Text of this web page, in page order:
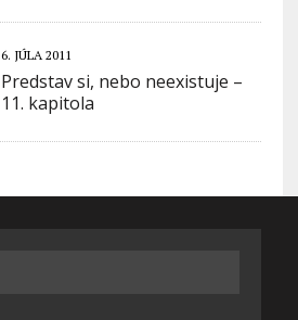
6. JÚLA 2011
Predstav si, nebo neexistuje –
11. kapitola